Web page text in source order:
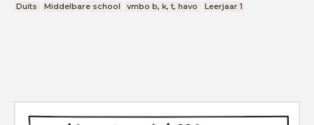
Duits Middelbare school vmbo b, k, t, havo Leerjaar 1